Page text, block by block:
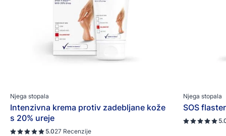
Njega stopala
Intenzivna krema protiv zadebljane kože
s 20% ureje
5.027 Recenzije
Njega stopala
SOS